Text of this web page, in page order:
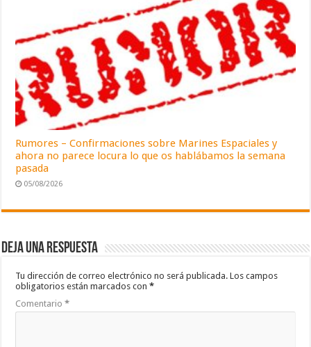
Rumores – Confirmaciones sobre Marines Espaciales y
ahora no parece locura lo que os hablábamos la semana
pasada
05/08/2026
Deja una respuesta
Tu dirección de correo electrónico no será publicada. Los campos
obligatorios están marcados con*
Comentario*